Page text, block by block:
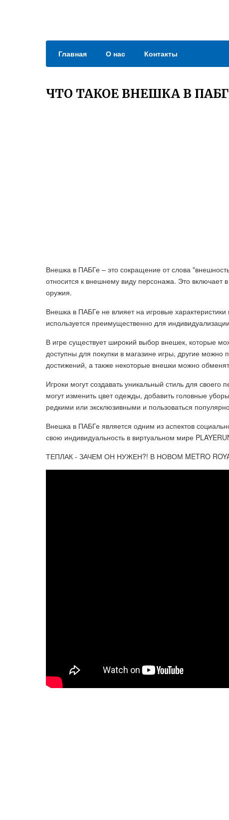
Главная О нас Контакты
ЧТО ТАКОЕ ВНЕШКА В
Внешка в ПАБГе – это сокращение от слова
относится к внешнему виду персонажа. Это
оружия.
Внешка в ПАБГе не влияет на игровые
используется преимущественно для
В игре существует широкий выбор внешек, которые
доступны для покупки в магазине игры, другие можно
достижений, а также некоторые внешки можно
Игроки могут создавать уникальный стиль для
могут изменить цвет одежды, добавить головные
редкими или эксклюзивными и пользоваться
Внешка в ПАБГе является одним из аспектов
свою индивидуальность в виртуальном мире
ТЕПЛАК - ЗАЧЕМ ОН НУЖЕН?! В НОВОМ METRO